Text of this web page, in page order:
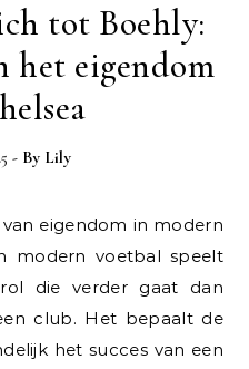
tot Boehly:
het eigendom
- By Lily
modern voetbal speelt
die verder gaat dan
club. Het bepaalt de
het succes van een